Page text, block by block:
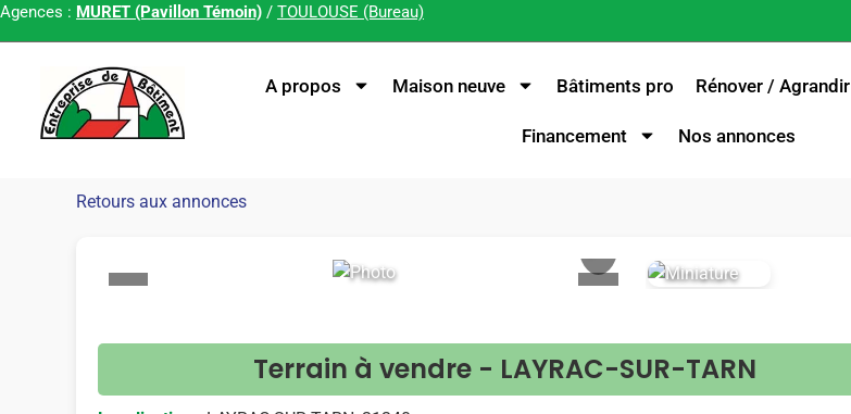
Agences : MURET (Pavillon Témoin) / TOULOUSE (Bureau)
A propos Maison neuve Bâtiments pro Rénover / Agrandir
Financement Nos annonces
Retours aux annonces
Terrain à vendre - LAYRAC-SUR-TARN